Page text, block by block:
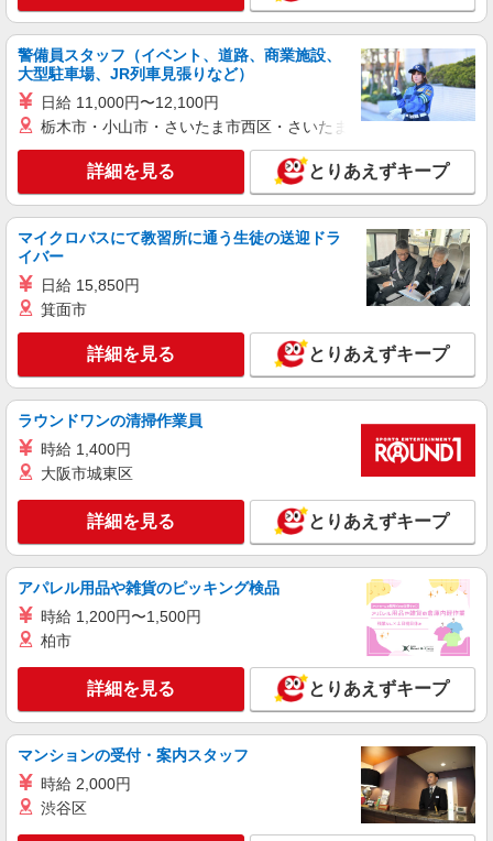
警備員スタッフ（イベント、道路、商業施設、
大型駐車場、JR列車見張りなど）
日給 11,000円〜12,100円
栃木市・小山市・さいたま市西区・さいたま市岩槻区・久喜市・
詳細を見る とりあえずキープ
マイクロバスにて教習所に通う生徒の送迎ドラ
イバー
日給 15,850円
箕面市
詳細を見る とりあえずキープ
ラウンドワンの清掃作業員
時給 1,400円
大阪市城東区
詳細を見る とりあえずキープ
アパレル用品や雑貨のピッキング検品
時給 1,200円〜1,500円
柏市
詳細を見る とりあえずキープ
マンションの受付・案内スタッフ
時給 2,000円
渋谷区